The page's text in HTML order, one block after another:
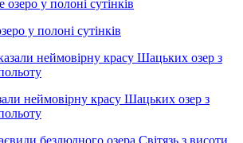
у полоні сутінків
неймовірну красу Шацьких озер з